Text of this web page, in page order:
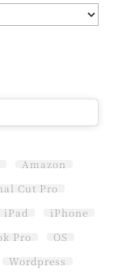
Amazon
Cut Pro
iPad
iPhone
Pro
OS
Wordpress